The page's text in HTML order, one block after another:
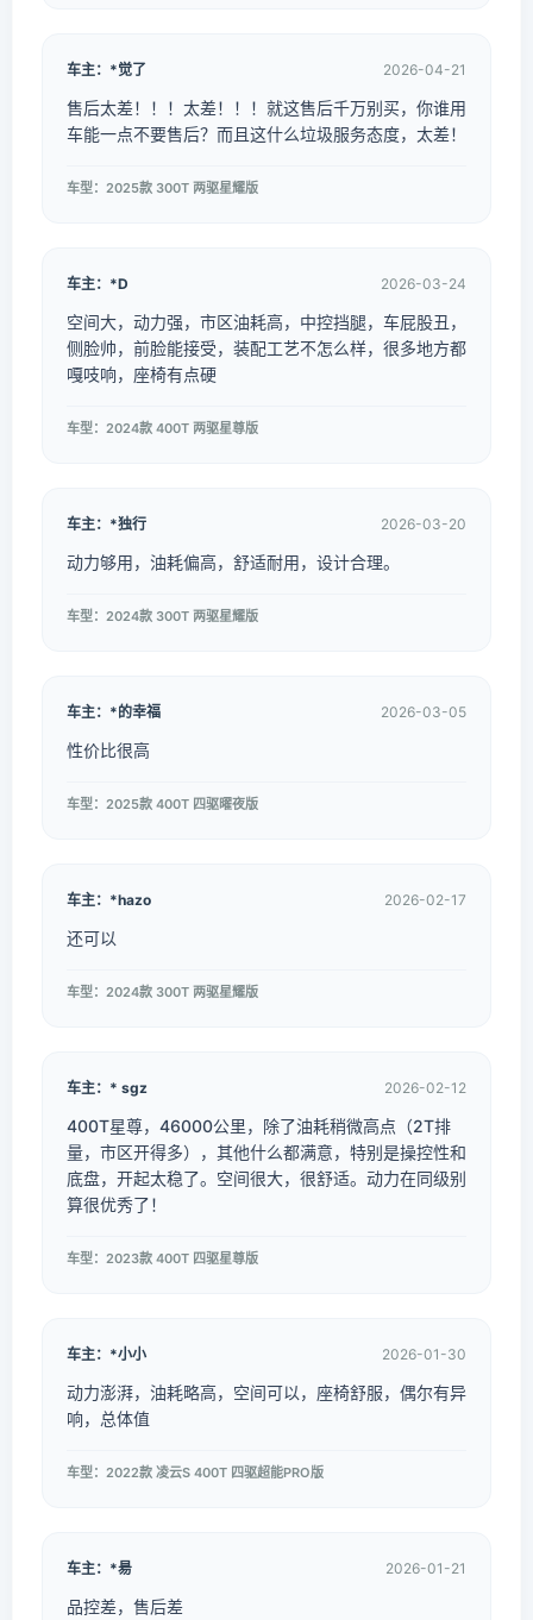
车主：*觉了 2026-04-21
售后太差！！！太差！！！就这售后千万别买，你谁用
车能一点不要售后？而且这什么垃圾服务态度，太差！
车型：2025款 300T 两驱星耀版
车主：*D 2026-03-24
空间大，动力强，市区油耗高，中控挡腿，车屁股丑，
侧脸帅，前脸能接受，装配工艺不怎么样，很多地方都
嘎吱响，座椅有点硬
车型：2024款 400T 两驱星尊版
车主：*独行 2026-03-20
动力够用，油耗偏高，舒适耐用，设计合理。
车型：2024款 300T 两驱星耀版
车主：*的幸福 2026-03-05
性价比很高
车型：2025款 400T 四驱曜夜版
车主：*hazo 2026-02-17
还可以
车型：2024款 300T 两驱星耀版
车主：* sgz 2026-02-12
400T星尊，46000公里，除了油耗稍微高点（2T排
量，市区开得多），其他什么都满意，特别是操控性和
底盘，开起太稳了。空间很大，很舒适。动力在同级别
算很优秀了！
车型：2023款 400T 四驱星尊版
车主：*小小 2026-01-30
动力澎湃，油耗略高，空间可以，座椅舒服，偶尔有异
响，总体值
车型：2022款 凌云S 400T 四驱超能PRO版
车主：*昜 2026-01-21
品控差，售后差